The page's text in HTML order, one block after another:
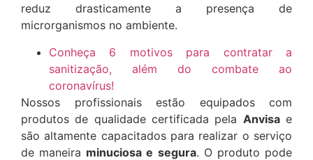
reduz drasticamente a presença de
microrganismos no ambiente.
Conheça 6 motivos para contratar a
sanitização, além do combate ao
coronavírus!
Nossos profissionais estão equipados com
produtos de qualidade certificada pela Anvisae
são altamente capacitados para realizar o serviço
de maneira minuciosa e segura. O produto pode